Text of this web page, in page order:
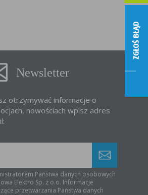
Newsletter
otrzymywać informacje o
nowościach wpisz adres
Państwa danych osobowych
Elektro Sp. z o.o. Informacje
przetwarzania Państwa danych
ZGŁOŚ BŁĄD